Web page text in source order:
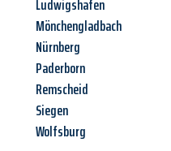
Ludwigshafen
Mönchengladbach
Nürnberg
Paderborn
Remscheid
Siegen
Wolfsburg